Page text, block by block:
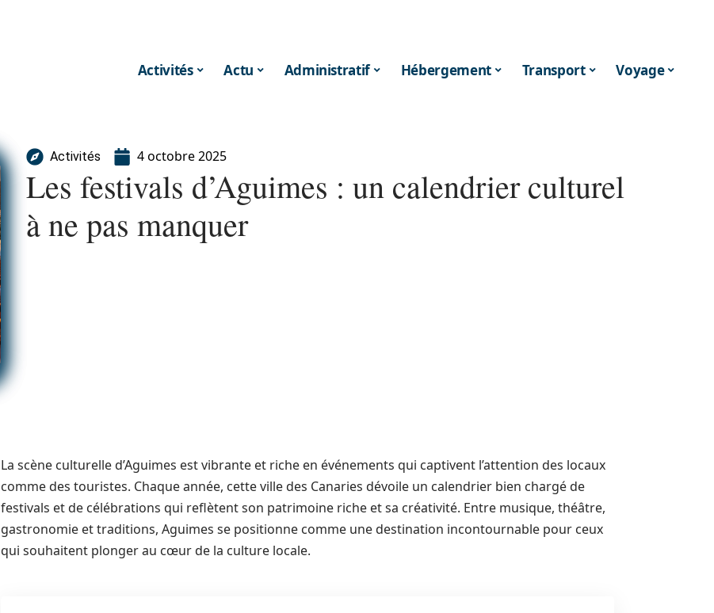
Activités Actu Administratif Hébergement Transport Voyage
Activités 4 octobre 2025
Les festivals d’Aguimes : un calendrier culturel
à ne pas manquer
La scène culturelle d’Aguimes est vibrante et riche en événements qui captivent l’attention des locaux
comme des touristes. Chaque année, cette ville des Canaries dévoile un calendrier bien chargé de
festivals et de célébrations qui reflètent son patrimoine riche et sa créativité. Entre musique, théâtre,
gastronomie et traditions, Aguimes se positionne comme une destination incontournable pour ceux
qui souhaitent plonger au cœur de la culture locale.